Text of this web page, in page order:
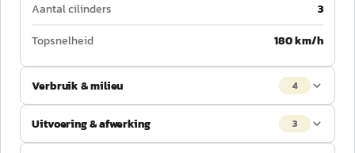
Aantal cilinders
3
Topsnelheid
180 km/h
Verbruik & milieu 4
Uitvoering & afwerking 3